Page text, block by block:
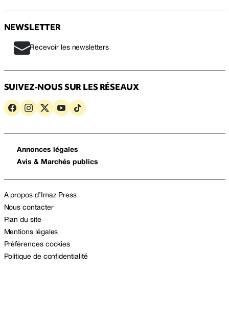
NEWSLETTER
Recevoir les newsletters
SUIVEZ-NOUS SUR LES RÉSEAUX
Annonces légales
Avis & Marchés publics
A propos d’Imaz Press
Nous contacter
Plan du site
Mentions légales
Préférences cookies
Politique de confidentialité